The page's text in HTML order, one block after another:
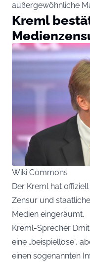
außergewöhnliche
Kreml
Wiki Commons
Der Kreml hat
Zensur und
Medien eingeräumt.
Kreml-Sprecher
eine „beispiellose“,
einen sogenannten